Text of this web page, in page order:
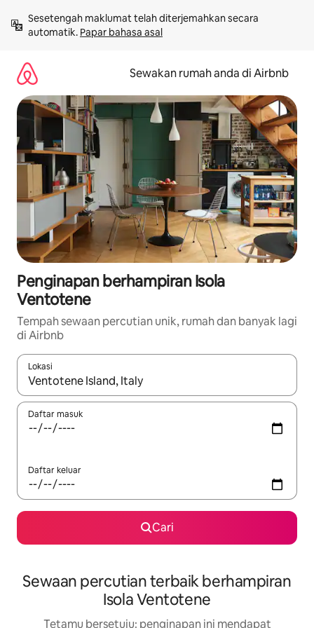
kandungan
Sesetengah maklumat telah diterjemahkan secara
automatik. Papar bahasa asal
Sewakan rumah anda di Airbnb
Penginapan berhampiran Isola
Ventotene
Tempah sewaan percutian unik, rumah dan banyak lagi
di Airbnb
Lokasi
Apabila hasil tersedia, navigasi dengan kekunci anak panah
Daftar masuk
Daftar keluar
Cari
Sewaan percutian terbaik berhampiran
Isola Ventotene
Tetamu bersetuju: penginapan ini mendapat